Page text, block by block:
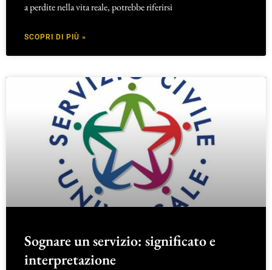
a perdite nella vita reale, potrebbe riferirsi
SCOPRI DI PIÙ »
Sognare un servizio: significato e
interpretazione